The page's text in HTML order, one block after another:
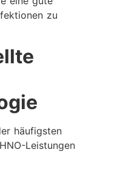
zu
häufigsten
Leistungen